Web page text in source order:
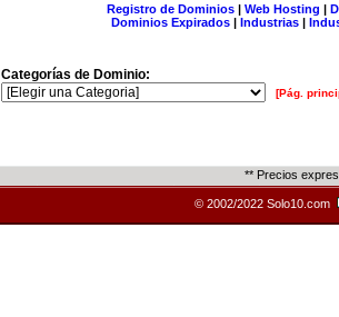
Registro de Dominios| Web Hosting |
Dominios Expirados | Industrias |
Categorías de Dominio:
[Pág.
** Precios
© 2002/2022 Solo10.com